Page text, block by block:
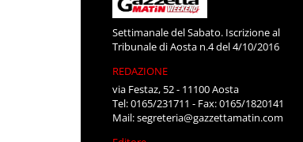
Settimanale del Sabato. Iscrizione al
Tribunale di Aosta n.4 del 4/10/2016
REDAZIONE
via Festaz, 52 - 11100 Aosta
Tel: 0165/231711 - Fax: 0165/1820141
Mail:segreteria@gazzettamatin.com